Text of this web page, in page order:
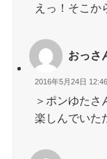
えっ！そこか
おっさ
2016年5月24日
＞ポンゆたさ
楽しんでいた